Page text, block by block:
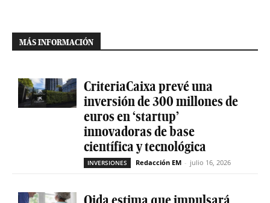
MÁS INFORMACIÓN
CriteriaCaixa prevé una
inversión de 300 millones de
euros en ‘startup’
innovadoras de base
científica y tecnológica
INVERSIONES Redacción EM - julio 16, 2026